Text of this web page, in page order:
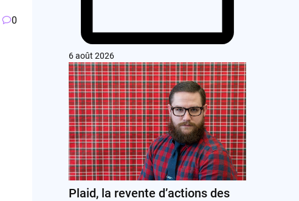
0
6 août 2026
Plaid, la revente d’actions des